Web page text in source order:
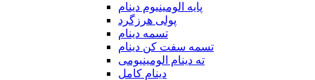
پایه الومینیوم دینام
پولی هرزگرد
تسمه دینام
تسمه سفت کن دینام
ته دینام الومینیومی
دینام کامل